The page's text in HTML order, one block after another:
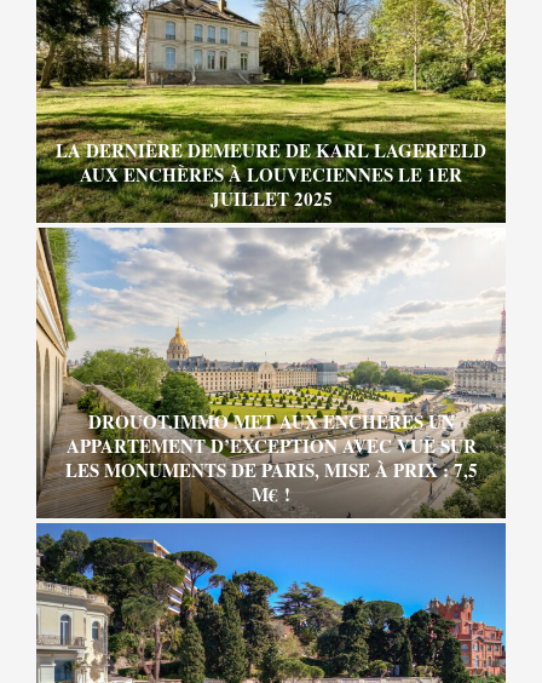
LA DERNIÈRE DEMEURE DE KARL LAGERFELD
AUX ENCHÈRES À LOUVECIENNES LE 1ER
JUILLET 2025
DROUOT.IMMO MET AUX ENCHÈRES UN
APPARTEMENT D’EXCEPTION AVEC VUE SUR
LES MONUMENTS DE PARIS, MISE À PRIX : 7,5
M€ !